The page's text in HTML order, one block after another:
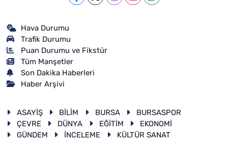
Hava Durumu
Trafik Durumu
Puan Durumu ve Fikstür
Tüm Manşetler
Son Dakika Haberleri
Haber Arşivi
ASAYİŞ BİLİM BURSA
BURSASPOR
ÇEVRE
DÜNYA EĞİTİM
EKONOMİ
GÜNDEM
İNCELEME
KÜLTÜR SANAT